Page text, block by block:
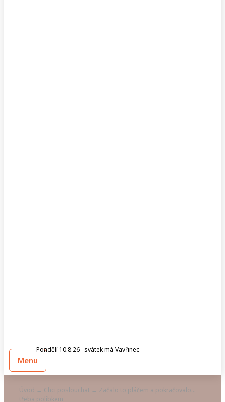
Pondělí 10.8.26 svátek má Vavřinec
Menu
Úvod → Chci poslouchat → Začalo to pláčem a pokračovalo…
třeba polibkem